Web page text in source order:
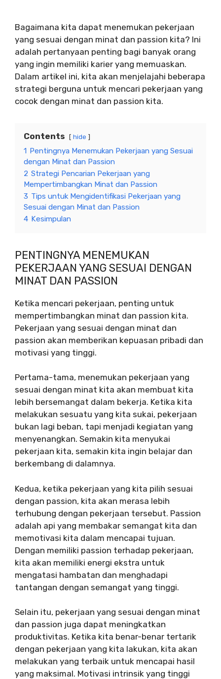
Bagaimana kita dapat menemukan pekerjaan
yang sesuai dengan minat dan passion kita? Ini
adalah pertanyaan penting bagi banyak orang
yang ingin memiliki karier yang memuaskan.
Dalam artikel ini, kita akan menjelajahi beberapa
strategi berguna untuk mencari pekerjaan yang
cocok dengan minat dan passion kita.
Contents hide
1 Pentingnya Menemukan Pekerjaan yang Sesuai
dengan Minat dan Passion
2 Strategi Pencarian Pekerjaan yang
Mempertimbangkan Minat dan Passion
3 Tips untuk Mengidentifikasi Pekerjaan yang
Sesuai dengan Minat dan Passion
4 Kesimpulan
PENTINGNYA MENEMUKAN
PEKERJAAN YANG SESUAI DENGAN
MINAT DAN PASSION
Ketika mencari pekerjaan, penting untuk
mempertimbangkan minat dan passion kita.
Pekerjaan yang sesuai dengan minat dan
passion akan memberikan kepuasan pribadi dan
motivasi yang tinggi.
Pertama-tama, menemukan pekerjaan yang
sesuai dengan minat kita akan membuat kita
lebih bersemangat dalam bekerja. Ketika kita
melakukan sesuatu yang kita sukai, pekerjaan
bukan lagi beban, tapi menjadi kegiatan yang
menyenangkan. Semakin kita menyukai
pekerjaan kita, semakin kita ingin belajar dan
berkembang di dalamnya.
Kedua, ketika pekerjaan yang kita pilih sesuai
dengan passion, kita akan merasa lebih
terhubung dengan pekerjaan tersebut. Passion
adalah api yang membakar semangat kita dan
memotivasi kita dalam mencapai tujuan.
Dengan memiliki passion terhadap pekerjaan,
kita akan memiliki energi ekstra untuk
mengatasi hambatan dan menghadapi
tantangan dengan semangat yang tinggi.
Selain itu, pekerjaan yang sesuai dengan minat
dan passion juga dapat meningkatkan
produktivitas. Ketika kita benar-benar tertarik
dengan pekerjaan yang kita lakukan, kita akan
melakukan yang terbaik untuk mencapai hasil
yang maksimal. Motivasi intrinsik yang tinggi